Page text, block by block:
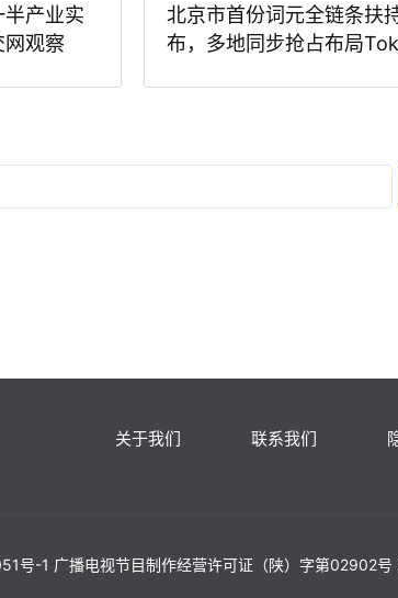
产业实
网观察
北京市首份词元全链条扶
布，多地同步抢占布局
关于我们 联系我们
-1 广播电视节目制作经营许可证（陕）字第02902号